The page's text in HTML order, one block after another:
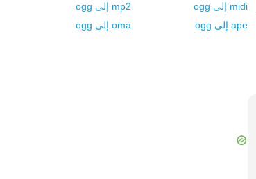
midi إلى ogg
mp2 إلى ogg
ape إلى ogg
oma إلى ogg